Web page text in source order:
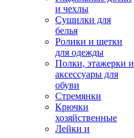
и чехлы
Сушилки для
белья
Ролики и щетки
для одежды
Полки, этажерки и
аксессуары для
обуви
Стремянки
Крючки
хозяйственные
Лейки и